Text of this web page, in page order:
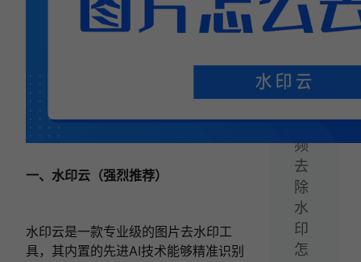
一、水印云（强烈推荐）
水印云是一款专业级的图片去水印工
具，其内置的先进AI技术能够精准识别
方
法！
下
一
篇：
视
频
去
除
水
印
怎